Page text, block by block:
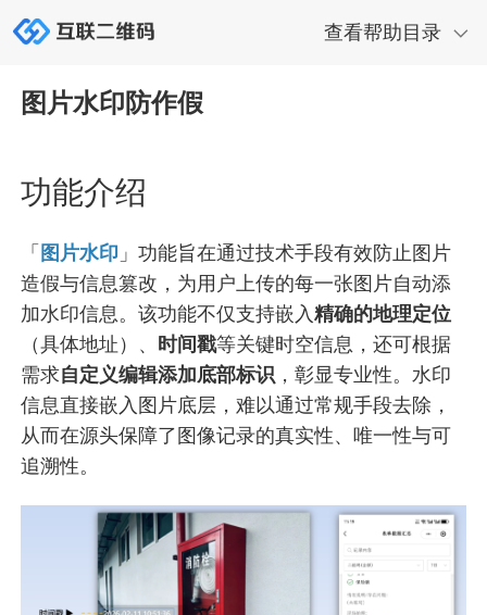
查看帮助目录
图片水印防作假
功能介绍
「图片水印 」功能旨在通过技术手段有效防止图片
造假与信息篡改，为用户上传的每一张图片自动添
加水印信息。该功能不仅支持嵌入精确的地理定位
（具体地址）、 时间戳等关键时空信息，还可根据
需求自定义编辑添加底部标识 ，彰显专业性。水印
信息直接嵌入图片底层，难以通过常规手段去除，
从而在源头保障了图像记录的真实性、唯一性与可
追溯性。